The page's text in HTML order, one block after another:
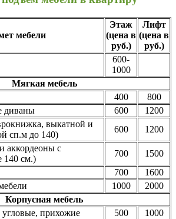
мебели
Этаж
(цена в
руб.)
Лифт
(цена в
руб.)
600-
1000
Мягкая мебель
400
800
диваны
600
1200
выкатной и
сп.м до 140)
600
1200
аккордеоны с
140 см.)
700
1500
700
1600
1000
2000
Корпусная мебель
прихожие
500
1000